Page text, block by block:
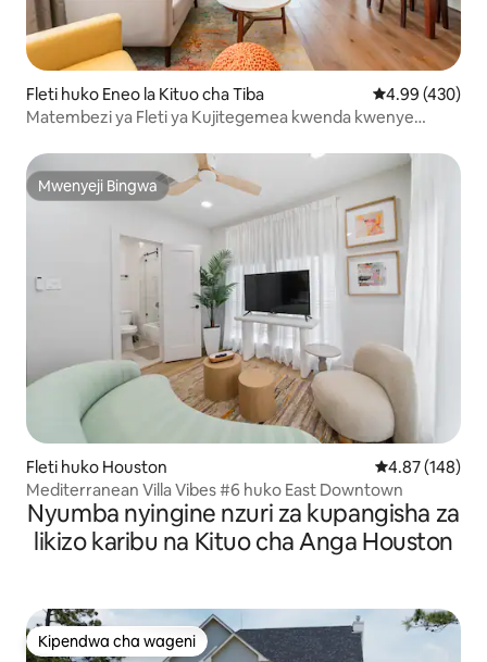
Fleti huko Eneo la Kituo cha Tiba Ukadiriaji wa
4.99 (430)
Matembezi ya Fleti ya Kujitegemea kwenda kwenye
Mwenyeji Bingwa
Mwenyeji Bingwa
Fleti huko Houston Ukadiriaji wa
4.87 (148)
Mediterranean Villa Vibes #6 huko East Downtown
Nyumba nyingine nzuri za kupangisha za
likizo karibu na Kituo cha Anga Houston
Kipendwa cha wageni
Kipendwa cha wageni